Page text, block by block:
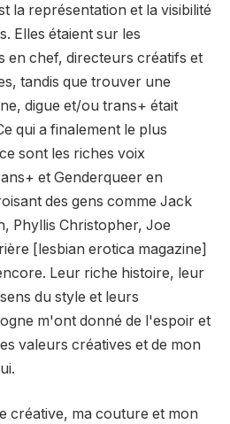
la représentation et la visibilité
Elles étaient sur les
en chef, directeurs créatifs et
tandis que trouver une
digue et/ou trans+ était
qui a finalement le plus
sont les riches voix
et Genderqueer en
des gens comme Jack
Phyllis Christopher, Joe
[lesbian erotica magazine]
Leur riche histoire, leur
du style et leurs
m'ont donné de l'espoir et
valeurs créatives et de mon
créative, ma couture et mon